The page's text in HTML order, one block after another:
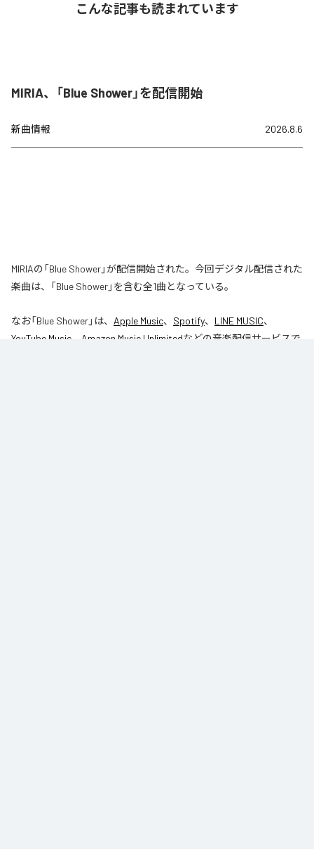
こんな記事も読まれています
MIRIA、「Blue Shower」を配信開始
新曲情報 2026.8.6
MIRIAの「Blue Shower」が配信開始された。今回デジタル配信された
楽曲は、「Blue Shower」を含む全1曲となっている。
なお「Blue Shower」は、 Apple Music、 Spotify、 LINE MUSIC、
YouTube Music
Amazon Music Unlimitedなどの音楽配信サービスで